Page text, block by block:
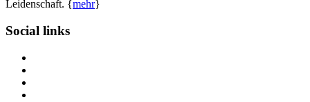
Leidenschaft. {mehr}
Social links